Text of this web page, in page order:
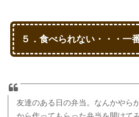
５．食べられない・・・一
友達のある日の弁当。なんかやら